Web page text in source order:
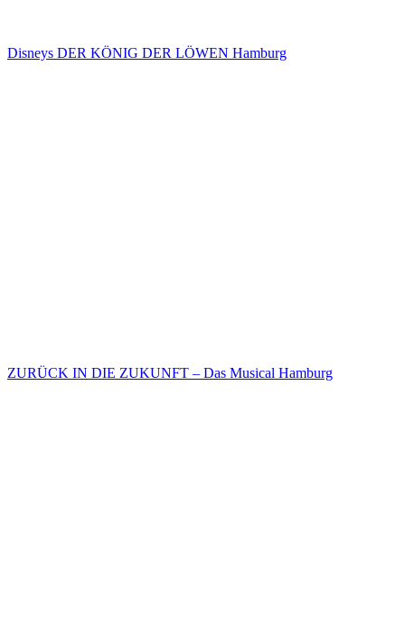
Disneys DER KÖNIG DER LÖWEN Hamburg
ZURÜCK IN DIE ZUKUNFT – Das Musical Hamburg